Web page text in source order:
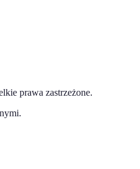
prawa zastrzeżone.